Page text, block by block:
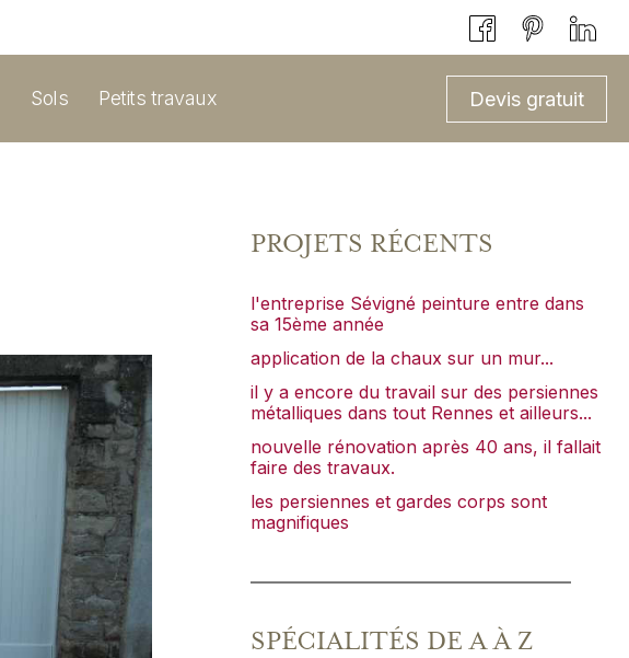
Sols Petits travaux Devis gratuit
PROJETS RÉCENTS
l'entreprise Sévigné peinture entre dans
sa 15ème année
application de la chaux sur un mur...
il y a encore du travail sur des persiennes
métalliques dans tout Rennes et ailleurs...
nouvelle rénovation après 40 ans, il fallait
faire des travaux.
les persiennes et gardes corps sont
magnifiques
SPÉCIALITÉS DE A À Z